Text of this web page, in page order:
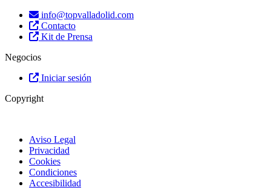
info@topvalladolid.com
Contacto
Kit de Prensa
Negocios
Iniciar sesión
Copyright
Aviso Legal
Privacidad
Cookies
Condiciones
Accesibilidad